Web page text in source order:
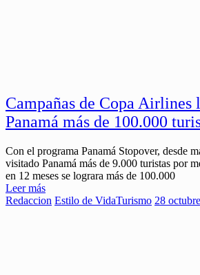
Campañas de Copa Airlines
Panamá más de 100.000
Con el programa Panamá Stopover, desde
visitado Panamá más de 9.000 turistas por
en 12 meses se lograra más de 100.000
Leer más
Redaccion Estilo de VidaTurismo 28